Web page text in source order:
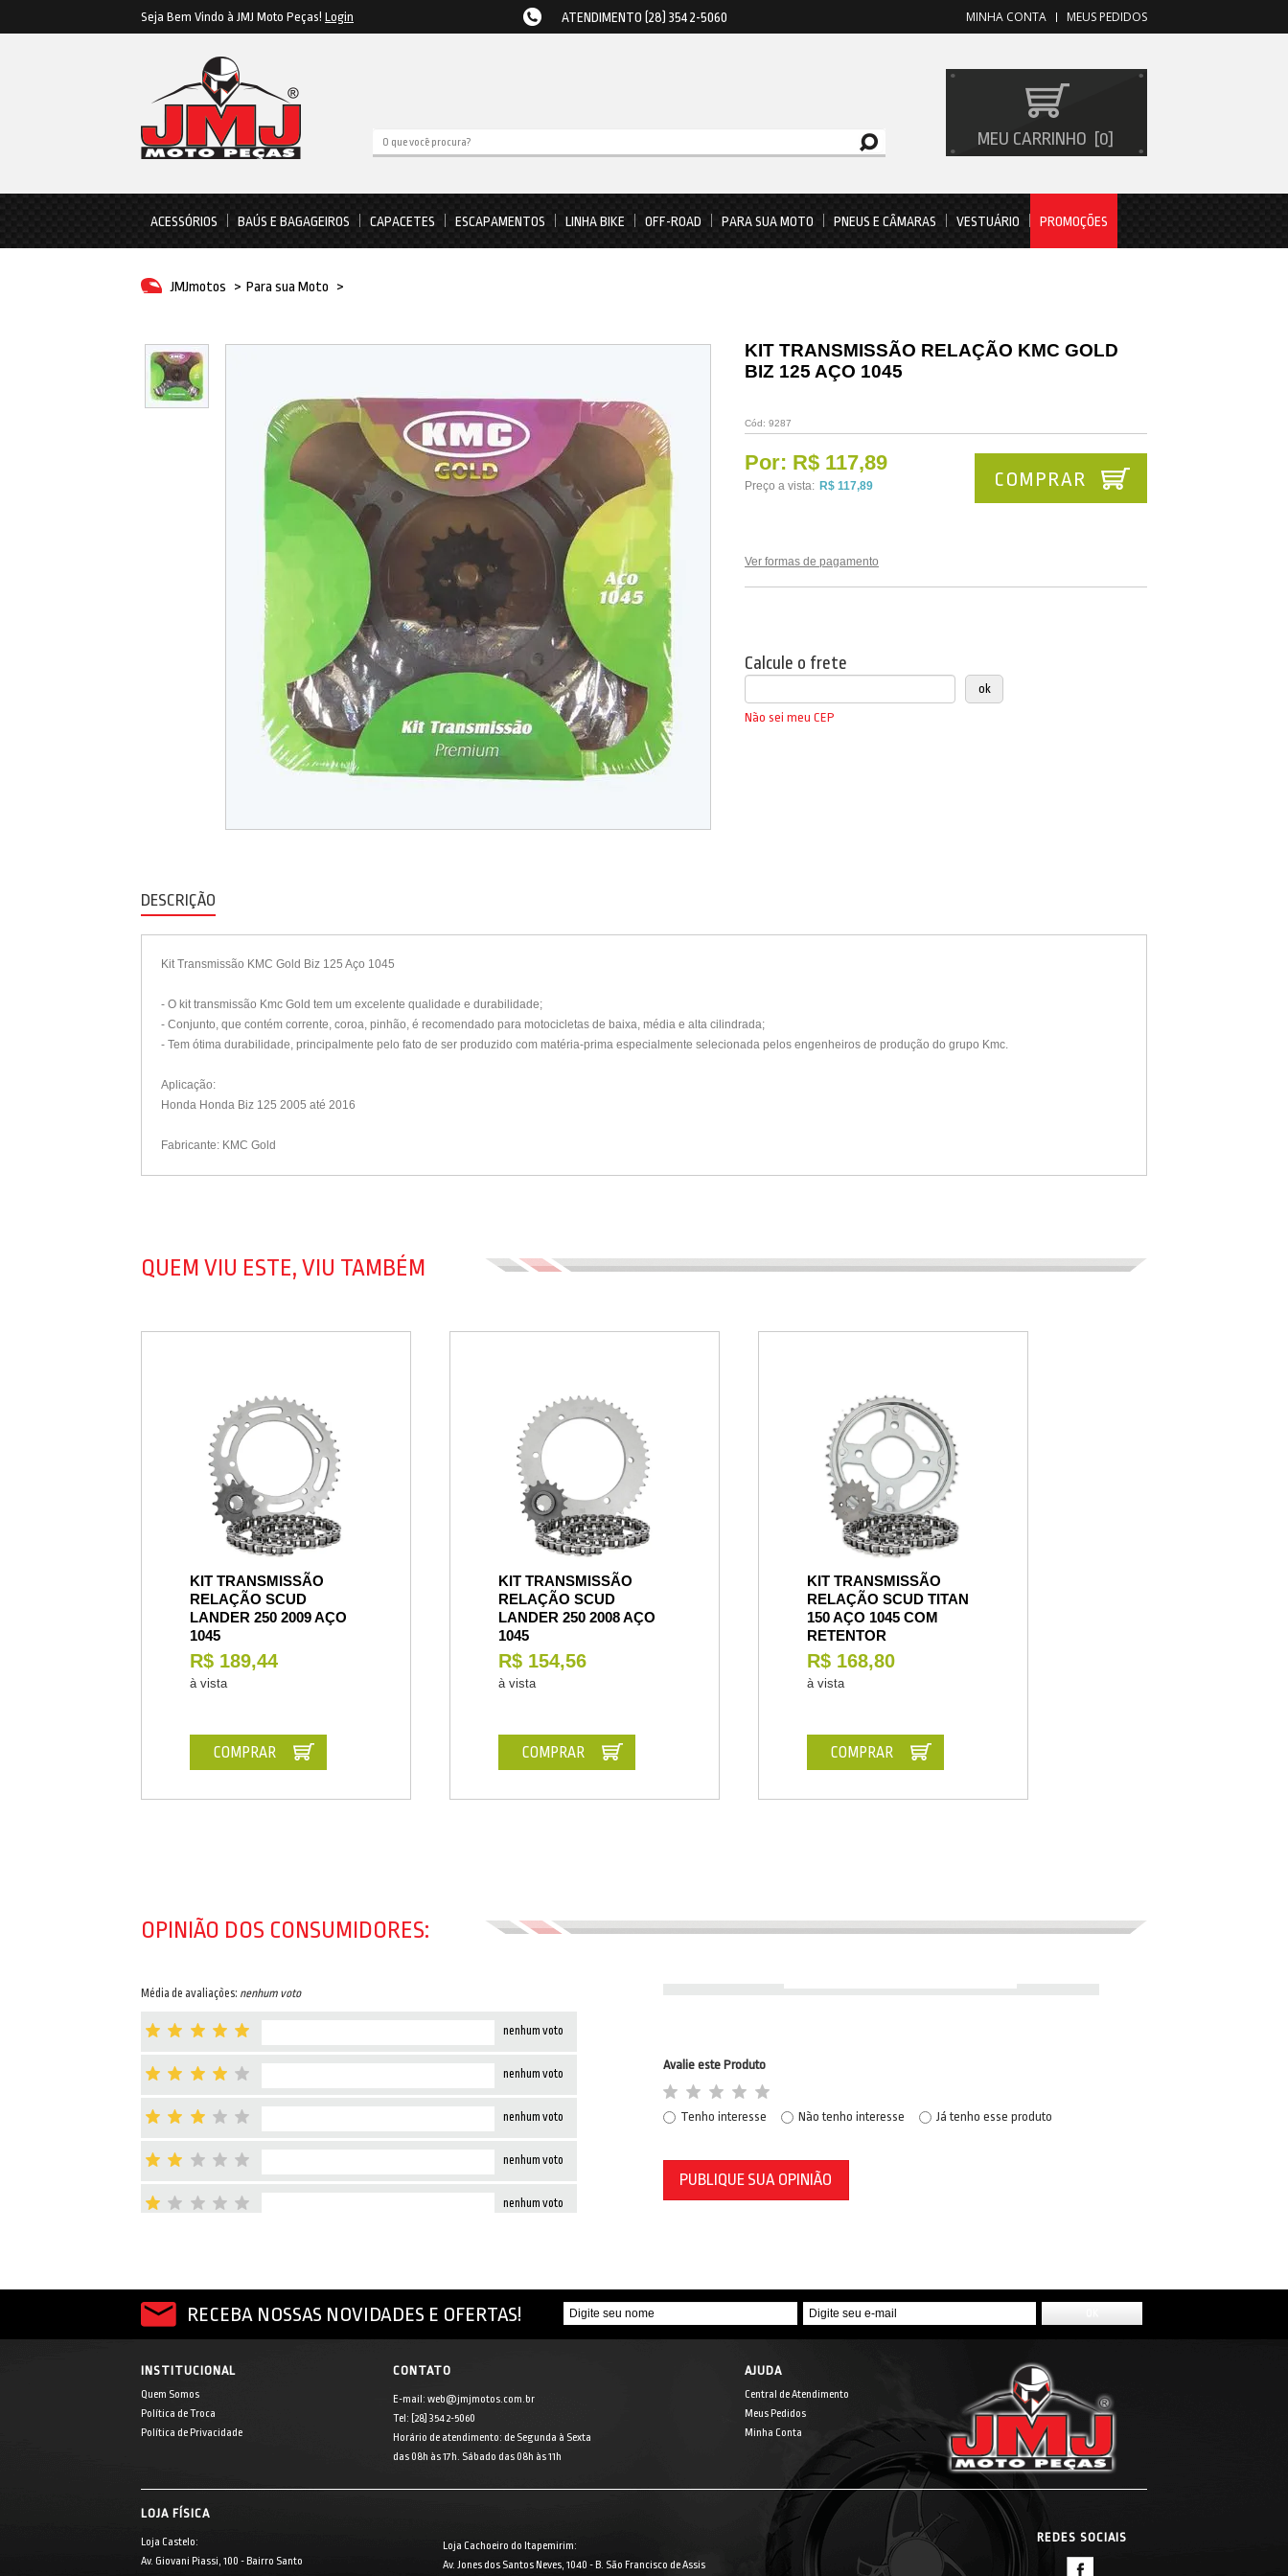
Seja Bem Vindo à JMJ Moto Peças! Login ATENDIMENTO (28) 3542-5060 MEUS PEDIDOS
MINHA CONTA
MEU CARRINHO 0
ACESSÓRIOS BAÚS E BAGAGEIROS CAPACETES ESCAPAMENTOS LINHA BIKE OFF-ROAD PARA SUA MOTO PNEUS E CÂMARAS VESTUÁRIO PROMOÇÕES
JMJmotos > Para sua Moto >
KIT TRANSMISSÃO RELAÇÃO KMC GOLD
BIZ 125 AÇO 1045
Cód: 9287
Por: R$ 117,89
Preço a vista: R$ 117,89
Ver formas de pagamento
COMPRAR
Calcule o frete
Não sei meu CEP
DESCRIÇÃO
Kit Transmissão KMC Gold Biz 125 Aço 1045
- O kit transmissão Kmc Gold tem um excelente qualidade e durabilidade;
- Conjunto, que contém corrente, coroa, pinhão, é recomendado para motocicletas de baixa, média e alta cilindrada;
- Tem ótima durabilidade, principalmente pelo fato de ser produzido com matéria-prima especialmente selecionada pelos engenheiros de produção do grupo Kmc.
Aplicação:
Honda Honda Biz 125 2005 até 2016
Fabricante: KMC Gold
QUEM VIU ESTE, VIU TAMBÉM
KIT TRANSMISSÃO
RELAÇÃO SCUD
LANDER 250 2009 AÇO
1045
R$ 189,44
à vista
COMPRAR
KIT TRANSMISSÃO
RELAÇÃO SCUD
LANDER 250 2008 AÇO
1045
R$ 154,56
à vista
COMPRAR
KIT TRANSMISSÃO
RELAÇÃO SCUD TITAN
150 AÇO 1045 COM
RETENTOR
R$ 168,80
à vista
COMPRAR
OPINIÃO DOS CONSUMIDORES:
Média de avaliações: nenhum voto
nenhum voto
nenhum voto
nenhum voto
nenhum voto
nenhum voto
Avalie este Produto
Tenho interesse Não tenho interesse Já tenho esse produto
PUBLIQUE SUA OPINIÃO
RECEBA NOSSAS NOVIDADES E OFERTAS!
INSTITUCIONAL
Quem Somos
Política de Troca
Política de Privacidade
CONTATO
E-mail: web@jmjmotos.com.br
Tel: [28] 3542-5060
Horário de atendimento: de Segunda à Sexta
das 08h às 17h. Sábado das 08h às 11h
AJUDA
Central de Atendimento
Meus Pedidos
Minha Conta
LOJA FÍSICA
Loja Castelo:
Av. Giovani Piassi, 100 - Bairro Santo
Loja Cachoeiro do Itapemirim:
Av. Jones dos Santos Neves, 1040 - B. São Francisco de Assis
REDES SOCIAIS